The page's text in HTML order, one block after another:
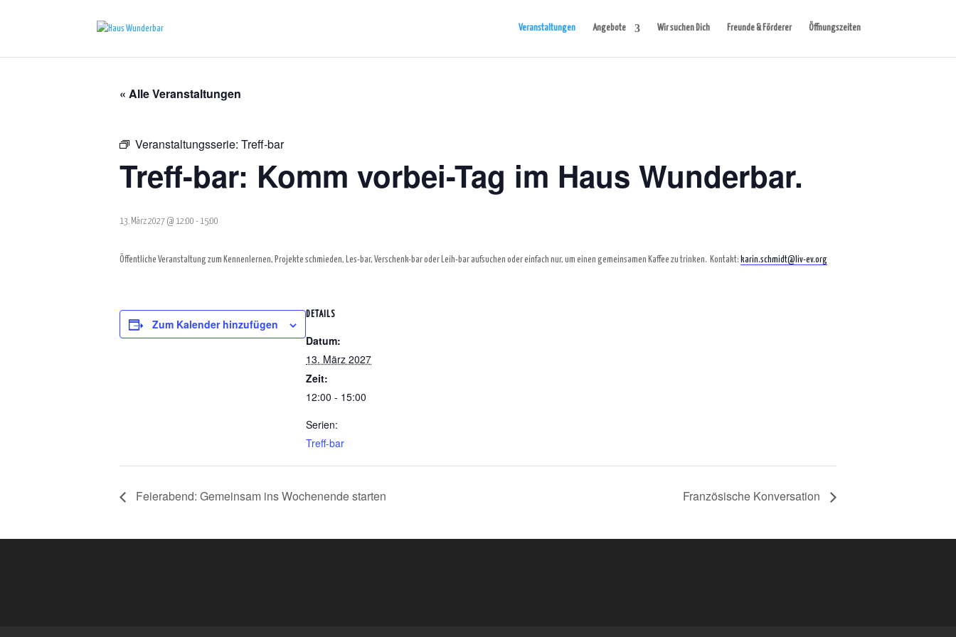
Veranstaltungen Angebote Wir suchen Dich Freunde & Förderer Öffnungszeiten
« Alle Veranstaltungen
Veranstaltungsserie: Treff-bar
Treff-bar: Komm vorbei-Tag im Haus Wunderbar.
13. März 2027 @ 12:00 - 15:00
Öffentliche Veranstaltung zum Kennenlernen, Projekte schmieden, Les-bar, Verschenk-bar oder Leih-bar aufsuchen oder einfach nur, um einen gemeinsamen Kaffee zu trinken. Kontakt: karin.schmidt@liv-ev.org
Zum Kalender hinzufügen
DETAILS
Datum:
13. März 2027
Zeit:
12:00 - 15:00
Serien:
Treff-bar
Feierabend: Gemeinsam ins Wochenende starten Französische Konversation